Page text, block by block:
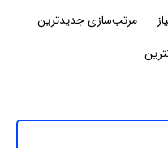
مرتب‌سازی جدیدترین